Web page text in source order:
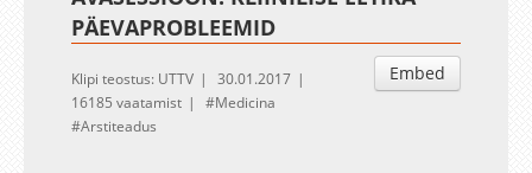
PÄEVAPROBLEEMID
Embed
Klipi teostus: UTTV
30.01.2017
16185 vaatamist
Medicina
Arstiteadus